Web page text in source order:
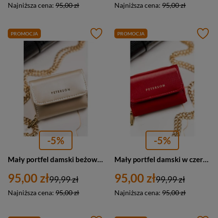
Najniższa cena: 95,00 zł Najniższa cena: 95,00 zł
PROMOCJA
-5%
Mały portfel damski beżowy lakierowny portmonetka RFID - Peterson 011-WEI-PUS
95,00 zł
Najniższa cena: 95,00 zł
99,99 zł
PROMOCJA
-5%
Mały portfel damski w czerwonym kolorze portmonetka RFID - Peterson 011-WEI-PUS
95,00 zł
Najniższa cena: 95,00 zł
99,99 zł